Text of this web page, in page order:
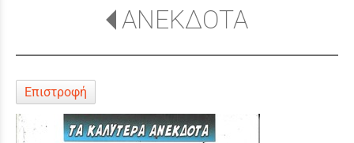
ΑΝΕΚΔΟΤΑ
Επιστροφή